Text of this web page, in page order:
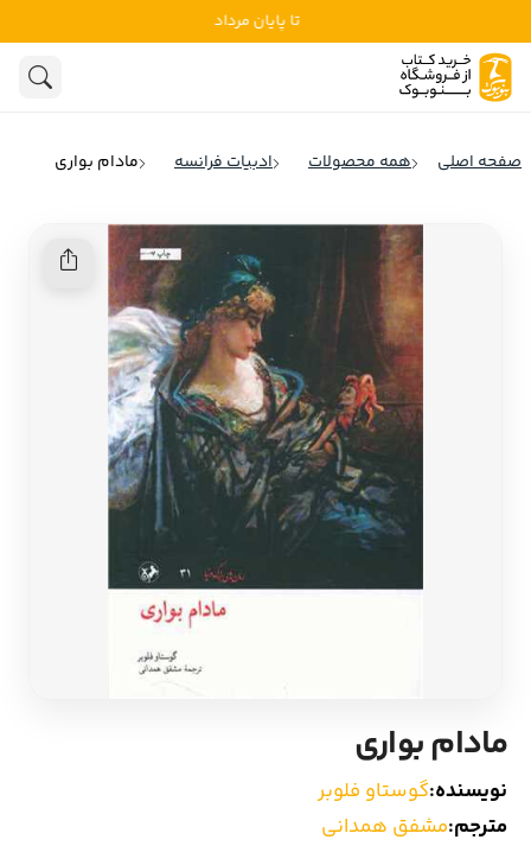
تا پایان مرداد
ادبیات
تاریخ و سیاست
کودک و نوجوان
علوم اجتماعی
ادبیات انگلیس
ادبیات فرانسه
ادبیات ایتالیا
ادبیات روسیه
ادبیات آمریکای لاتین
ادبیات آلمان
ادبیات ترکیه
ادبیات آسیا
سایر کشورهای اروپا
صفحه اصلی همه محصولات ادبیات فرانسه مادام بواری
مادام بواری
نویسنده:گوستاو فلوبر
مترجم:مشفق همدانی